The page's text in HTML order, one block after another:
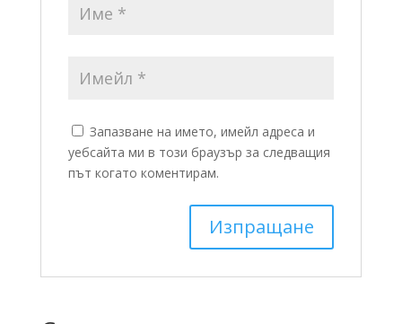
Запазване на името, имейл адреса и
уебсайта ми в този браузър за следващия
път когато коментирам.